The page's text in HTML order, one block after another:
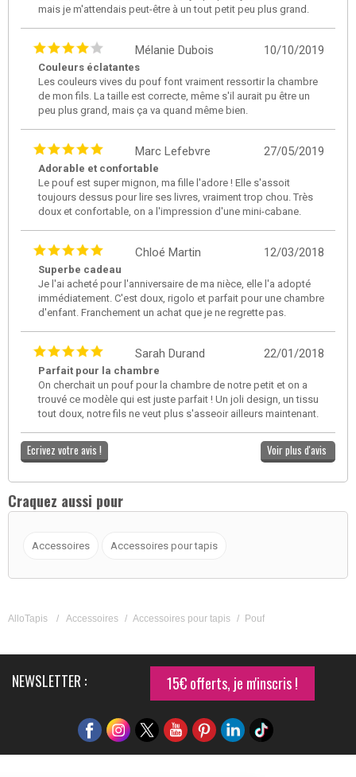
mais je m'attendais peut-être à un tout petit peu plus grand.
10/10/2019
Mélanie Dubois
Couleurs éclatantes
Les couleurs vives du pouf font vraiment ressortir la chambre
de mon fils. La taille est correcte, même s'il aurait pu être un
peu plus grand, mais ça va quand même bien.
27/05/2019
Marc Lefebvre
Adorable et confortable
Le pouf est super mignon, ma fille l'adore ! Elle s'assoit
toujours dessus pour lire ses livres, vraiment trop chou. Très
doux et confortable, on a l'impression d'une mini-cabane.
12/03/2018
Chloé Martin
Superbe cadeau
Je l'ai acheté pour l'anniversaire de ma nièce, elle l'a adopté
immédiatement. C'est doux, rigolo et parfait pour une chambre
d'enfant. Franchement un achat que je ne regrette pas.
22/01/2018
Sarah Durand
Parfait pour la chambre
On cherchait un pouf pour la chambre de notre petit et on a
trouvé ce modèle qui est juste parfait ! Un joli design, un tissu
tout doux, notre fils ne veut plus s'asseoir ailleurs maintenant.
Ecrivez votre avis ! Voir plus d'avis
Craquez aussi pour
Accessoires Accessoires pour tapis
AlloTapis / Accessoires / Accessoires pour tapis / Pouf
NEWSLETTER : 15€ offerts, je m'inscris !